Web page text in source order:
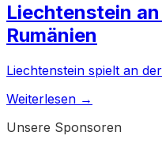
Liechtenstein
Rumänien
Liechtenstein spielt an
Weiterlesen →
Unsere Sponsoren